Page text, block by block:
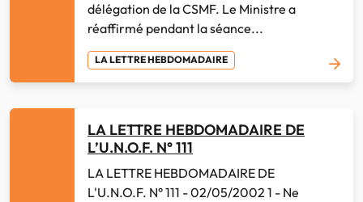
délégation de la CSMF. Le Ministre a
réaffirmé pendant la séance...
LA LETTRE HEBDOMADAIRE
LA LETTRE HEBDOMADAIRE DE
L’U.N.O.F. N° 111
LA LETTRE HEBDOMADAIRE DE
L'U.N.O.F. N° 111 - 02/05/2002 1 - Ne